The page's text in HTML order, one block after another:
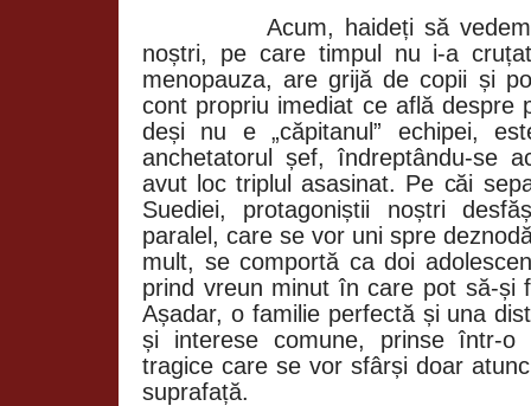
Acum, haideți să
noștri, pe care timpul nu i-a
menopauza, are grijă de copii și
cont propriu imediat ce află despre
deși nu e „căpitanul” echipei,
anchetatorul șef, îndreptându-se
avut loc triplul asasinat. Pe căi
Suediei, protagoniștii noștri
paralel, care se vor uni spre
mult, se comportă ca doi
prind vreun minut în care pot să-și
Așadar, o familie perfectă și una
și interese comune, prinse într-o
tragice care se vor sfârși doar
suprafață.